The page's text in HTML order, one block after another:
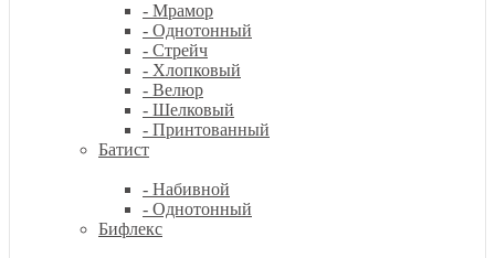
- Мрамор
- Однотонный
- Стрейч
- Хлопковый
- Велюр
- Шелковый
- Принтованный
Батист
- Набивной
- Однотонный
Бифлекс